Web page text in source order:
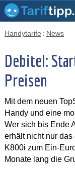
Handytarife : News
Debitel:
Preisen
Mit dem neuen
Handy und eine
Wer sich bis Ende
erhält nicht nur
K800i zum Ein-
Monate lang die